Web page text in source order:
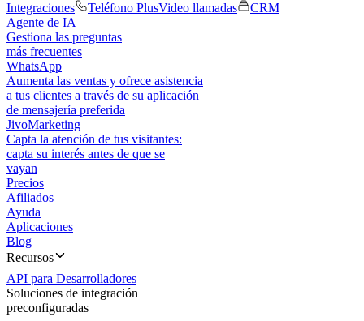
Integraciones
Teléfono PlusVideo llamadas
CRM
Agente de IA
Gestiona las preguntas
más frecuentes
WhatsApp
Aumenta las ventas y ofrece asistencia
a tus clientes a través de su aplicación
de mensajería preferida
JivoMarketing
Capta la atención de tus visitantes:
capta su interés antes de que se
vayan
Precios
Afiliados
Ayuda
Aplicaciones
Blog
Recursos
API para Desarrolladores
Soluciones de integración
preconfiguradas